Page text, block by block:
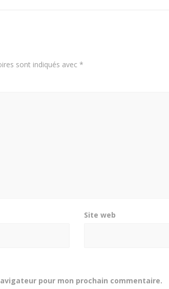
sont indiqués avec *
Site web
pour mon prochain commentaire.